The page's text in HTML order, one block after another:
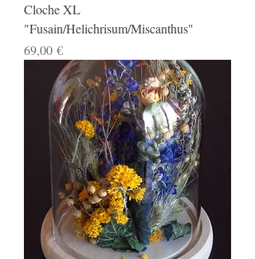
Cloche XL
"Fusain/Helichrisum/Miscanthus"
Prix
69,00 €